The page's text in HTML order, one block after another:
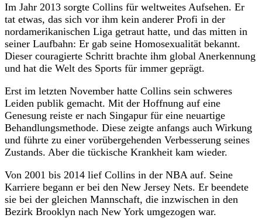
Im Jahr 2013 sorgte Collins für weltweites Aufsehen. Er
tat etwas, das sich vor ihm kein anderer Profi in der
nordamerikanischen Liga getraut hatte, und das mitten in
seiner Laufbahn: Er gab seine Homosexualität bekannt.
Dieser couragierte Schritt brachte ihm global Anerkennung
und hat die Welt des Sports für immer geprägt.
Erst im letzten November hatte Collins sein schweres
Leiden publik gemacht. Mit der Hoffnung auf eine
Genesung reiste er nach Singapur für eine neuartige
Behandlungsmethode. Diese zeigte anfangs auch Wirkung
und führte zu einer vorübergehenden Verbesserung seines
Zustands. Aber die tückische Krankheit kam wieder.
Von 2001 bis 2014 lief Collins in der NBA auf. Seine
Karriere begann er bei den New Jersey Nets. Er beendete
sie bei der gleichen Mannschaft, die inzwischen in den
Bezirk Brooklyn nach New York umgezogen war.